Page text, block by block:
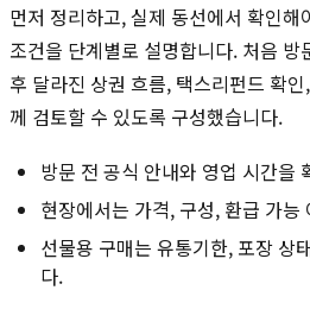
먼저 정리하고, 실제 동선에서 확인해
조건을 단계별로 설명합니다. 처음
후 달라진 상권 흐름, 택스리펀드 확
께 검토할 수 있도록 구성했습니다.
방문 전 공식 안내와 영업 시간을
현장에서는 가격, 구성, 환급 가
선물용 구매는 유통기한, 포장 상
다.